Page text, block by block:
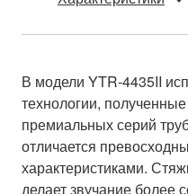
В модели YTR-4435II
технологии,
премиальных серий
отличается
характеристиками.
делает звучание более